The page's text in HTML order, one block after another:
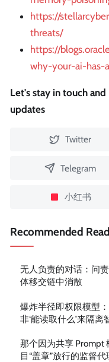
https://
threats/
https://
why-your-ai-
Let's stay in touch
updates
Twitter
Telegram
小红书
Recommended
无人负责的对话：问
体移交链中消散
爆炸半径即权限模型：
非‘能读取什么’来隔离
那个因为共享 Prompt
目“盖章”放行的监督代